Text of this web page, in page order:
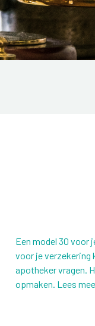
Een model 30 voor
voor je verzekering
apotheker vragen.
opmaken. Lees